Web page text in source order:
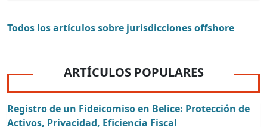
Todos los artículos sobre jurisdicciones offshore
ARTÍCULOS POPULARES
Registro de un Fideicomiso en Belice: Protección de
Activos, Privacidad, Eficiencia Fiscal